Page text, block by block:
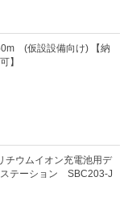
(仮設設備向け) 【納
】
ウムイオン充電池用デ
ステーション SBC203-J